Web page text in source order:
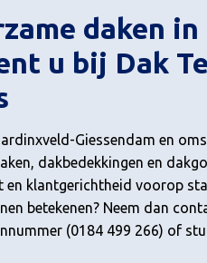
daken in
u bij Dak
Giessendam en
dakbedekkingen en
klantgerichtheid voorop
betekenen? Neem dan
(0184 499 266) of